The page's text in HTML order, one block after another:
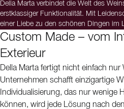
Della Marta verbindet die Welt des
erstklassiger Funktionalität. Mit
einer Liebe zu den schönen Dingen im
Weinkühlschränke, die sowohl das
Küche gestalten, Ihr Restaurant mit
ausstatten oder einen
für jede Umgebung gibt es die
wandhängende, freistehende und
Möglichkeit, das Design individuell
Custom Made – vom
Exterieur
Della Marta fertigt nicht einfach
Unternehmen schafft einzigartige
Individualisierung, das nur wenige
können, wird jede Lösung nach